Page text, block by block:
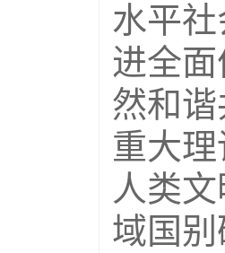
水平
进全
然和
重大
人类
域国